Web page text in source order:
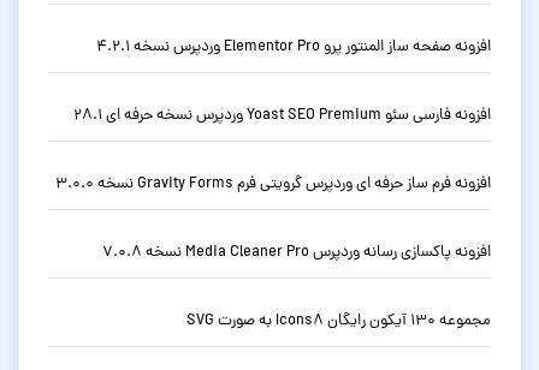
افزونه صفحه ساز المنتور پرو Elementor Pro وردپرس نسخه 4.2.1
افزونه فارسی سئو Yoast SEO Premium وردپرس نسخه حرفه ای 28.1
افزونه فرم ساز حرفه ای وردپرس گرویتی فرم Gravity Forms نسخه 3.0.0
افزونه پاکسازی رسانه وردپرس Media Cleaner Pro نسخه 7.0.8
مجموعه 130 آیکون رایگان Icons8 به صورت SVG